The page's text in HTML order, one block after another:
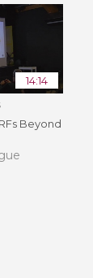
14:14
Beyond